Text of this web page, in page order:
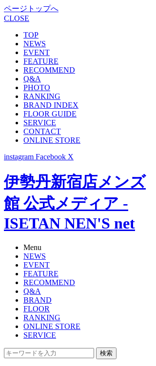
ページトップへ
CLOSE
TOP
NEWS
EVENT
FEATURE
RECOMMEND
Q&A
PHOTO
RANKING
BRAND INDEX
FLOOR GUIDE
SERVICE
CONTACT
ONLINE STORE
instagram Facebook X
伊勢丹新宿店メンズ
館 公式メディア -
ISETAN NEN'S net
Menu
NEWS
EVENT
FEATURE
RECOMMEND
Q&A
BRAND
FLOOR
RANKING
ONLINE STORE
SERVICE
検索